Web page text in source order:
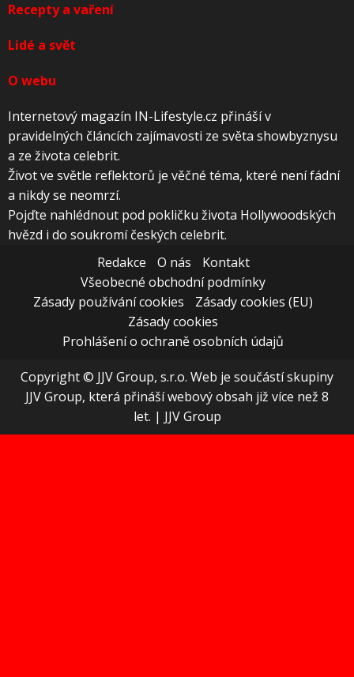
Recepty a vaření
Lidé a svět
O webu
Internetový magazín IN-Lifestyle.cz přináší v
pravidelných článcích zajímavosti ze světa showbyznysu
a ze života celebrit.
Život ve světle reflektorů je věčné téma, které není fádní
a nikdy se neomrzí.
Pojďte nahlédnout pod pokličku života Hollywoodských
hvězd i do soukromí českých celebrit.
Redakce
O nás
Kontakt
Všeobecné obchodní podmínky
Zásady používání cookies
Zásady cookies (EU)
Zásady cookies
Prohlášení o ochraně osobních údajů
Copyright © JJV Group, s.r.o. Web je součástí skupiny
JJV Group, která přináší webový obsah již více než 8
let. | JJV Group